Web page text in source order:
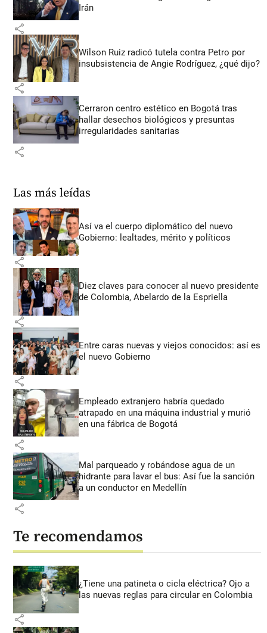
Irán
share
Wilson Ruiz radicó tutela contra Petro por
insubsistencia de Angie Rodríguez, ¿qué dijo?
share
Cerraron centro estético en Bogotá tras
hallar desechos biológicos y presuntas
irregularidades sanitarias
share
Las más leídas
Así va el cuerpo diplomático del nuevo
Gobierno: lealtades, mérito y políticos
share
Diez claves para conocer al nuevo presidente
de Colombia, Abelardo de la Espriella
share
Entre caras nuevas y viejos conocidos: así es
el nuevo Gobierno
share
Empleado extranjero habría quedado
atrapado en una máquina industrial y murió
en una fábrica de Bogotá
share
Mal parqueado y robándose agua de un
hidrante para lavar el bus: Así fue la sanción
a un conductor en Medellín
share
Te recomendamos
¿Tiene una patineta o cicla eléctrica? Ojo a
las nuevas reglas para circular en Colombia
share